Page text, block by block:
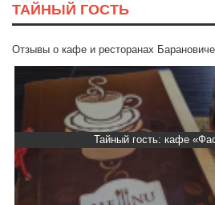
ТАЙНЫЙ ГОСТЬ
Отзывы о кафе и ресторанах
Тайный гость: кафе